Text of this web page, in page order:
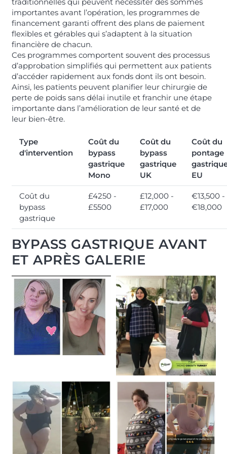
importantes avant l’opération, les programmes de
financement garanti offrent des plans de paiement
flexibles et gérables qui s’adaptent à la situation
financière de chacun.
Ces programmes comportent souvent des processus
d’approbation simplifiés qui permettent aux patients
d’accéder rapidement aux fonds dont ils ont besoin.
Ainsi, les patients peuvent planifier leur chirurgie de
perte de poids sans délai inutile et franchir une étape
importante dans l’amélioration de leur santé et de
leur bien-être.
Type
d'intervention
Coût du
bypass
gastrique
Mono
Coût du
bypass
gastrique
UK
Coût du
pontage
EU
Coût du
bypass
gastrique
£4250 -
£5500
£12,000 -
£17,000
€13,500 -
€18,000
BYPASS GASTRIQUE AVANT
ET APRÈS GALERIE